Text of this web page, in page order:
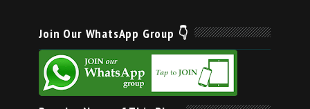
Join Our WhatsApp Group 👇